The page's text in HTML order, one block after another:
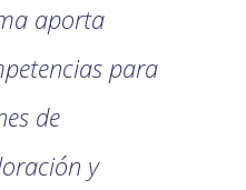
aporta
para
de
y